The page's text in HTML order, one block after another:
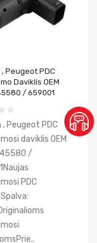
Peugeot PDC
Daviklis OEM
/ 659001
Peugeot PDC
daviklis OEM
/
PDC